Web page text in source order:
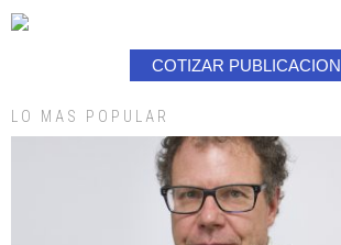
COTIZAR PUBLICACION
LO MAS POPULAR